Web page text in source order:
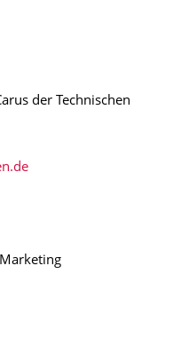
der Technischen